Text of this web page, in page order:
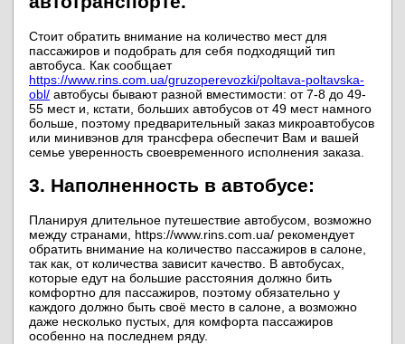
Стоит обратить внимание на количество мест для
пассажиров и подобрать для себя подходящий тип
автобуса. Как сообщает
https://www.rins.com.ua/gruzoperevozki/poltava-poltavska-
obl/ автобусы бывают разной вместимости: от 7-8 до 49-
55 мест и, кстати, больших автобусов от 49 мест намного
больше, поэтому предварительный заказ микроавтобусов
или минивэнов для трансфера обеспечит Вам и вашей
семье уверенность своевременного исполнения заказа.
3. Наполненность в автобусе:
Планируя длительное путешествие автобусом, возможно
между странами, https://www.rins.com.ua/ рекомендует
обратить внимание на количество пассажиров в салоне,
так как, от количества зависит качество. В автобусах,
которые едут на большие расстояния должно бить
комфортно для пассажиров, поэтому обязательно у
каждого должно быть своё место в салоне, а возможно
даже несколько пустых, для комфорта пассажиров
особенно на последнем ряду.